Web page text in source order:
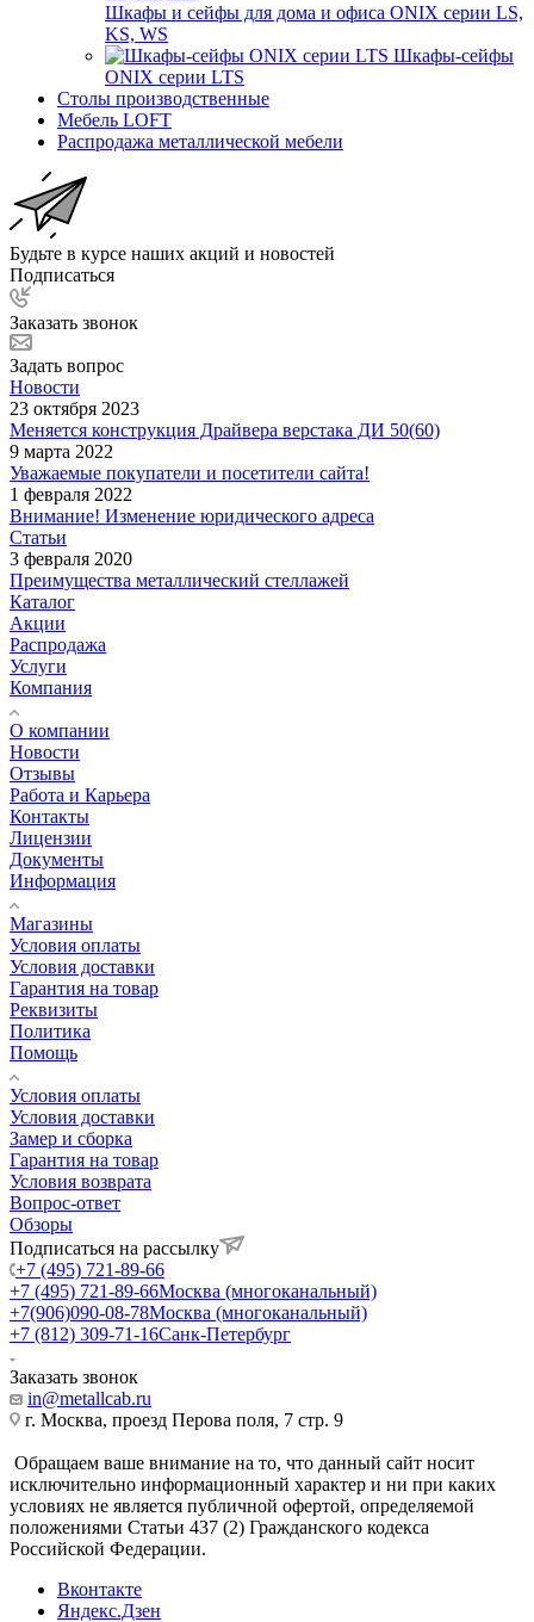
Шкафы и сейфы для дома и офиса ONIX серии LS,
KS, WS
Шкафы-сейфы
ONIX серии LTS
Столы производственные
Мебель LOFT
Распродажа металлической мебели
Будьте в курсе наших акций и новостей
Подписаться
Заказать звонок
Задать вопрос
Новости
23 октября 2023
Меняется конструкция Драйвера верстака ДИ 50(60)
9 марта 2022
Уважаемые покупатели и посетители сайта!
1 февраля 2022
Внимание! Изменение юридического адреса
Статьи
3 февраля 2020
Преимущества металлический стеллажей
Каталог
Акции
Распродажа
Услуги
Компания
О компании
Новости
Отзывы
Работа и Карьера
Контакты
Лицензии
Документы
Информация
Магазины
Условия оплаты
Условия доставки
Гарантия на товар
Реквизиты
Политика
Помощь
Условия оплаты
Условия доставки
Замер и сборка
Гарантия на товар
Условия возврата
Вопрос-ответ
Обзоры
Подписаться на рассылку
+7 (495) 721-89-66
+7 (495) 721-89-66Москва (многоканальный)
+7(906)090-08-78Москва (многоканальный)
+7 (812) 309-71-16Санк-Петербург
Заказать звонок
in@metallcab.ru
г. Москва, проезд Перова поля, 7 стр. 9
Обращаем ваше внимание на то, что данный сайт носит
исключительно информационный характер и ни при каких
условиях не является публичной офертой, определяемой
положениями Статьи 437 (2) Гражданского кодекса
Российской Федерации.
Вконтакте
Яндекс.Дзен